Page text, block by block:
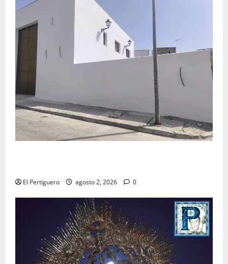
El Pertiguero agosto 2, 2026 0